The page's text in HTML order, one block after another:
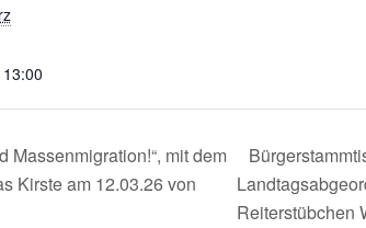
Massenmigration!“, mit dem
Kirste am 12.03.26 von
Reiterstübchen